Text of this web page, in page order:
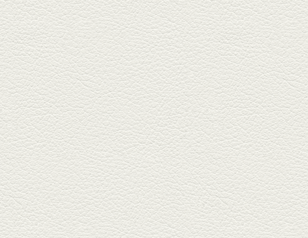
オーナーこだわりの魚料理が味
わえ...
2025年7月25日放送
朝ごはんプレート＆かん
ぱちのカマ(塩焼き)
並木坂では珍しい朝ごはんの店
「コルハコ」で昼飲みの刻。
「銀し...
2025年7月4日放送
生姜香る鮭とイクラの土
鍋ご飯 など
銀杏中通りにこの春オープンし
た「創作ダイニング真」へ。暑
い夏...
2025年6月13日放送
ﾊﾓの季節野菜あんかけ＆